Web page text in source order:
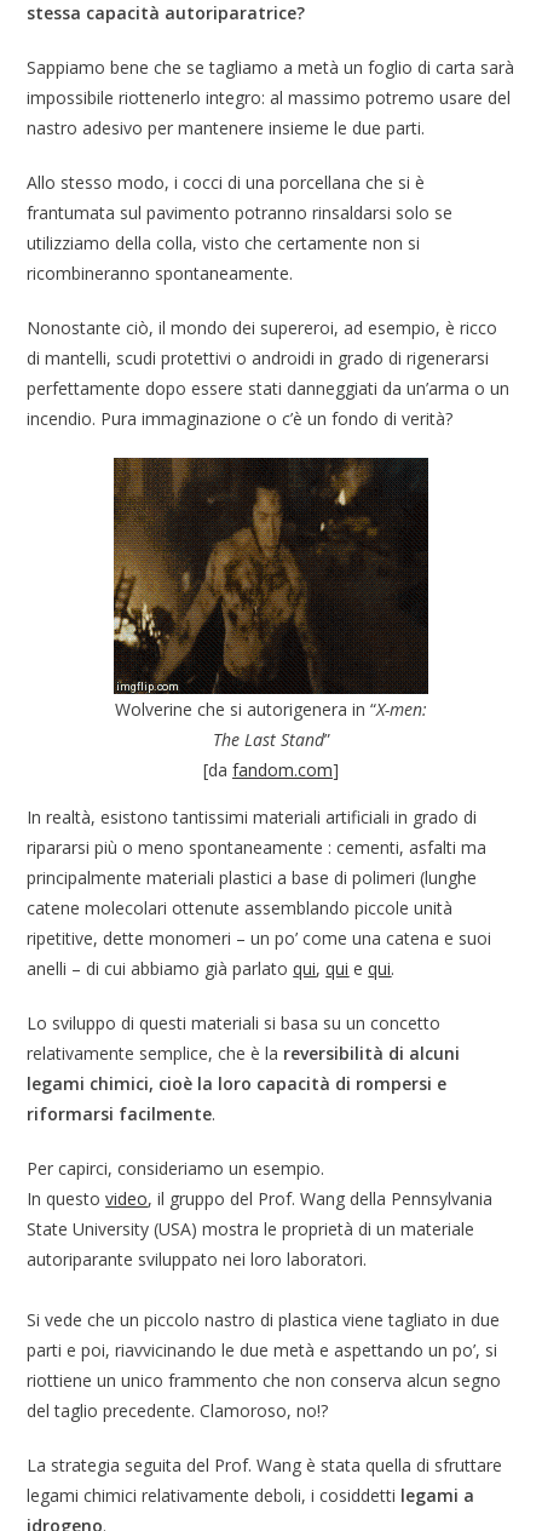
stessa capacità autoriparatrice?
Sappiamo bene che se tagliamo a metà un foglio di carta sarà
impossibile riottenerlo integro: al massimo potremo usare del
nastro adesivo per mantenere insieme le due parti.
Allo stesso modo, i cocci di una porcellana che si è
frantumata sul pavimento potranno rinsaldarsi solo se
utilizziamo della colla, visto che certamente non si
ricombineranno spontaneamente.
Nonostante ciò, il mondo dei supereroi, ad esempio, è ricco
di mantelli, scudi protettivi o androidi in grado di rigenerarsi
perfettamente dopo essere stati danneggiati da un’arma o un
incendio. Pura immaginazione o c’è un fondo di verità?
Wolverine che si autorigenera in “X-men:
The Last Stand”
[da fandom.com]
In realtà, esistono tantissimi materiali artificiali in grado di
ripararsi più o meno spontaneamente : cementi, asfalti ma
principalmente materiali plastici a base di polimeri (lunghe
catene molecolari ottenute assemblando piccole unità
ripetitive, dette monomeri – un po’ come una catena e suoi
anelli – di cui abbiamo già parlatoqui,qui equi.
Lo sviluppo di questi materiali si basa su un concetto
relativamente semplice, che è la reversibilità di alcuni
legami chimici, cioè la loro capacità di rompersi e
riformarsi facilmente.
Per capirci, consideriamo un esempio.
In questovideo, il gruppo del Prof. Wang della Pennsylvania
State University (USA) mostra le proprietà di un materiale
autoriparante sviluppato nei loro laboratori.
Si vede che un piccolo nastro di plastica viene tagliato in due
parti e poi, riavvicinando le due metà e aspettando un po’, si
riottiene un unico frammento che non conserva alcun segno
del taglio precedente. Clamoroso, no!?
La strategia seguita del Prof. Wang è stata quella di sfruttare
legami chimici relativamente deboli, i cosiddetti legami a
idrogeno.